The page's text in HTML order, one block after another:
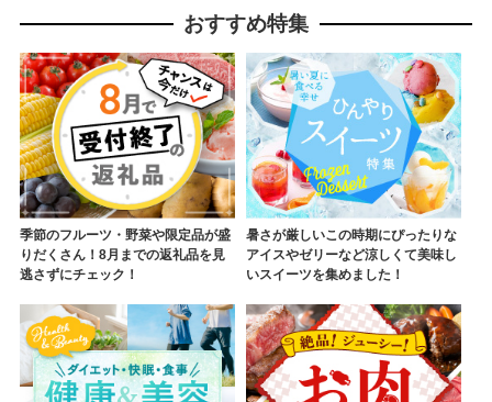
おすすめ特集
季節のフルーツ・野菜や限定品が盛
りだくさん！8月までの返礼品を見
逃さずにチェック！
暑さが厳しいこの時期にぴったりな
アイスやゼリーなど涼しくて美味し
いスイーツを集めました！